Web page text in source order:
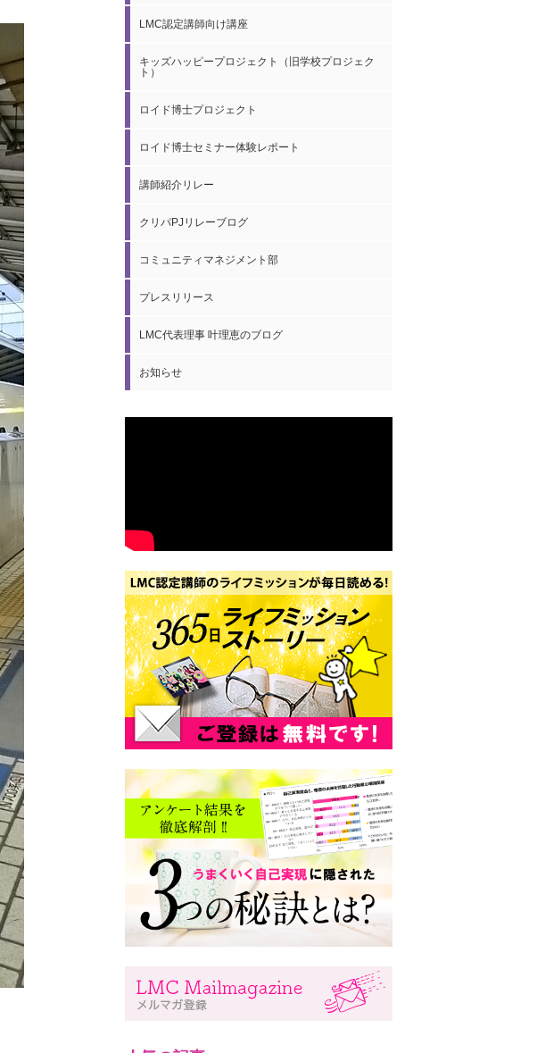
LMC認定講師向け講座
キッズハッピープロジェクト（旧学校プロジェク
ト）
ロイド博士プロジェクト
ロイド博士セミナー体験レポート
講師紹介リレー
クリパPJリレーブログ
コミュニティマネジメント部
プレスリリース
LMC代表理事 叶理恵のブログ
お知らせ